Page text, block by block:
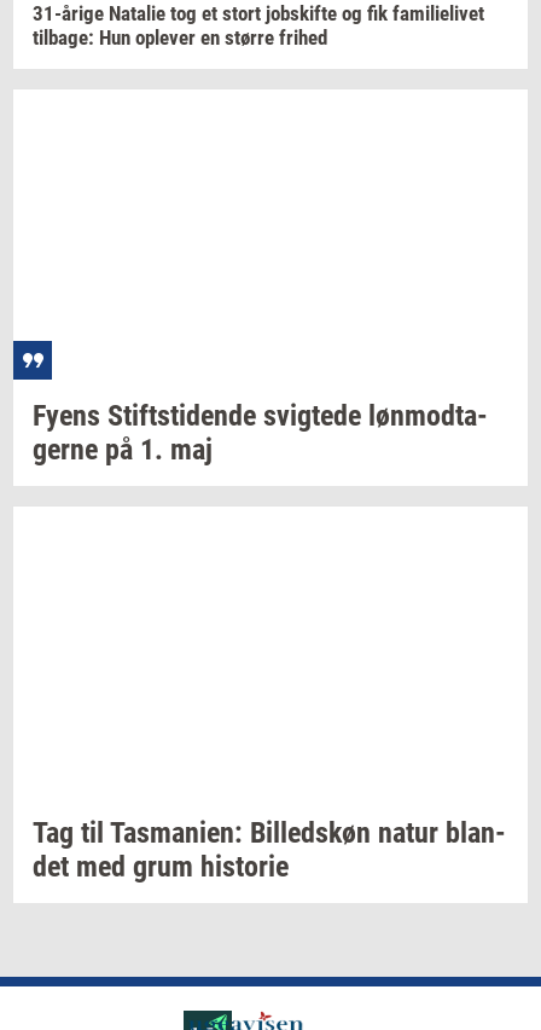
31-​årige Na­ta­lie tog et stort jobs­kif­te og fik fa­mi­li­e­li­vet
til­ba­ge: Hun op­le­ver en stør­re fri­hed
Fyens Stift­s­ti­den­de svig­te­de løn­mod­ta­
ger­ne på 1. maj
Tag til Tas­ma­ni­en: Bil­leds­køn natur blan­
det med grum hi­sto­rie